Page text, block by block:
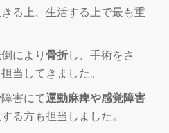
ョ
る上、生活する上で最も重
により 骨折し、手術をさ
当してきました。
害にて運動麻痺や感覚障害
る方も担当しました。